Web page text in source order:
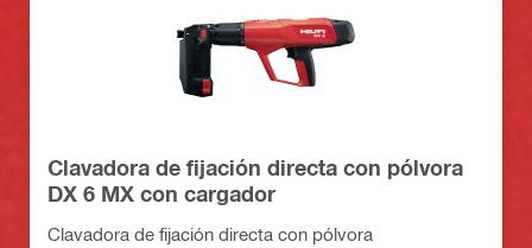
Clavadora de fijación directa con pólvora
DX 6 MX con cargador
Clavadora de fijación directa con pólvora